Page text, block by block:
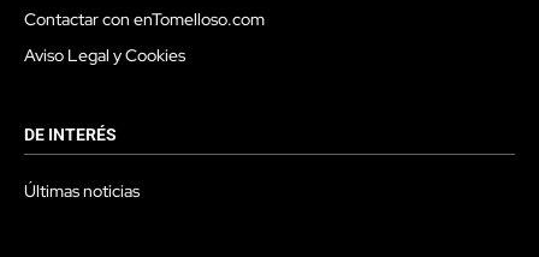
Contactar con enTomelloso.com
Aviso Legal y Cookies
DE INTERÉS
Últimas noticias